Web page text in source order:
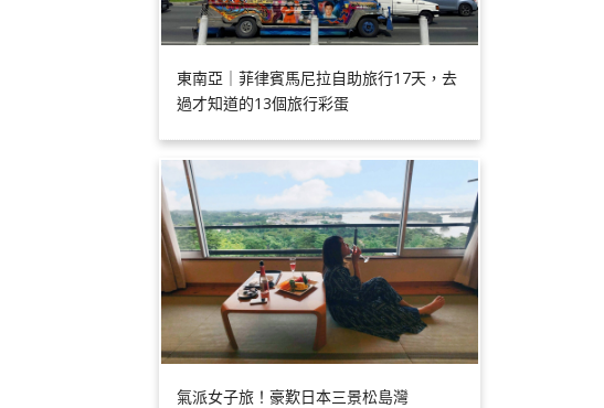
東南亞｜菲律賓馬尼拉自助旅行17天，去
過才知道的13個旅行彩蛋
氣派女子旅！豪歎日本三景松島灣